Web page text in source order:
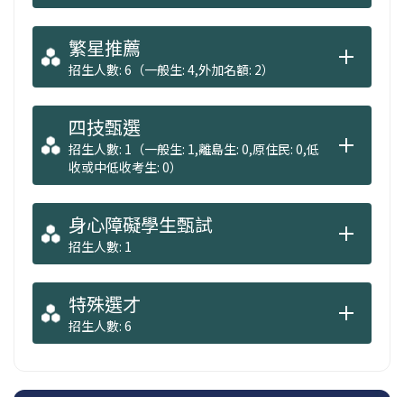
繁星推薦
招生人數: 6（一般生: 4,外加名額: 2）
四技甄選
招生人數: 1（一般生: 1,離島生: 0,原住民: 0,低
收或中低收考生: 0）
身心障礙學生甄試
招生人數: 1
特殊選才
招生人數: 6